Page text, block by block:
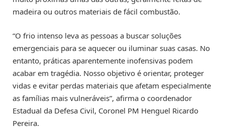
madeira ou outros materiais de fácil combustão.
“O frio intenso leva as pessoas a buscar soluções
emergenciais para se aquecer ou iluminar suas casas. No
entanto, práticas aparentemente inofensivas podem
acabar em tragédia. Nosso objetivo é orientar, proteger
vidas e evitar perdas materiais que afetam especialmente
as famílias mais vulneráveis”, afirma o coordenador
Estadual da Defesa Civil, Coronel PM Henguel Ricardo
Pereira.